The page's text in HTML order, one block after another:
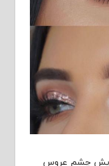
چشم عروس